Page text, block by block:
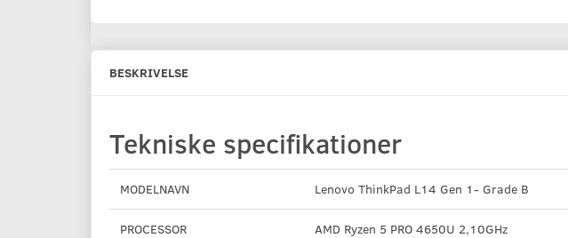
BESKRIVELSE
Tekniske specifikationer
MODELNAVN Lenovo ThinkPad L14 Gen 1- Grade B
PROCESSOR AMD Ryzen 5 PRO 4650U 2,10GHz